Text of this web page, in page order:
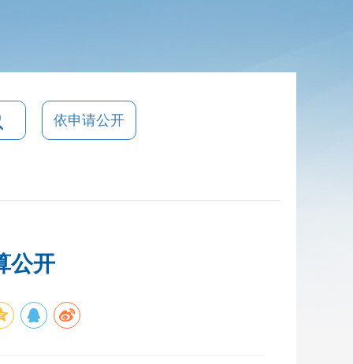
依申请公开
公开